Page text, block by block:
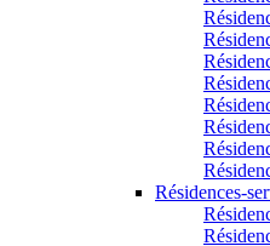
Résidences-